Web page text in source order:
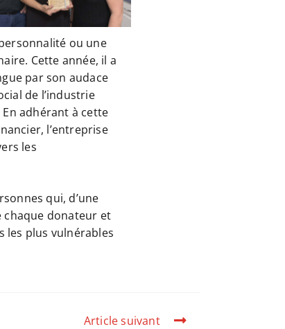
ou une
Cette année, il a
par son audace
de l’industrie
adhérant à cette
l’entreprise
les
qui, d’une
chaque donateur et
les plus vulnérables
Article suivant